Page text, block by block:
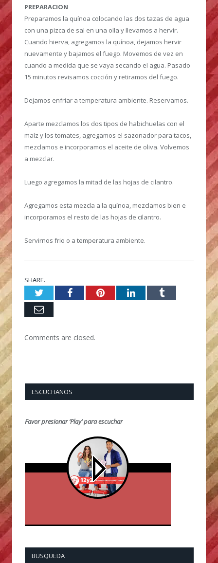
PREPARACION
Preparamos la quínoa colocando las dos tazas de agua
con una pizca de sal en una olla y llevamos a hervir.
Cuando hierva, agregamos la quínoa, dejamos hervir
nuevamente y bajamos el fuego. Movemos de vez en
cuando a medida que se vaya secando el agua. Pasado
15 minutos revisamos cocción y retiramos del fuego.
Dejamos enfriar a temperatura ambiente. Reservamos.
Aparte mezclamos los dos tipos de habichuelas con el
maíz y los tomates, agregamos el sazonador para tacos,
mezclamos e incorporamos el aceite de oliva. Volvemos
a mezclar.
Luego agregamos la mitad de las hojas de cilantro.
Agregamos esta mezcla a la quínoa, mezclamos bien e
incorporamos el resto de las hojas de cilantro.
Servirnos frio o a temperatura ambiente.
SHARE.
TwitterFacebookPinterestLinkedInTumblr
Email
Comments are closed.
ESCUCHANOS
Favor presionar ‘Play’ para escuchar
BUSQUEDA